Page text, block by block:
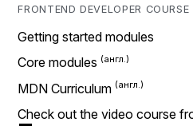
FRONTEND DEVELOPER COURSE
Getting started modules
Core modules
MDN Curriculum
Check out the video course